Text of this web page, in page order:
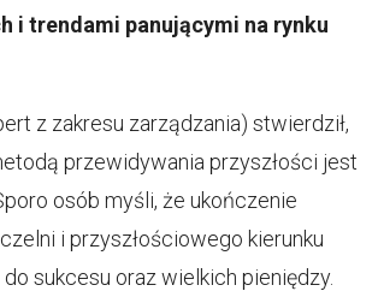
i trendami panującymi na rynku
z zakresu zarządzania) stwierdził,
przewidywania przyszłości jest
osób myśli, że ukończenie
i przyszłościowego kierunku
sukcesu oraz wielkich pieniędzy.